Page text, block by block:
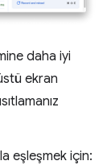
daha iyi
ekran
eşleşmek için: